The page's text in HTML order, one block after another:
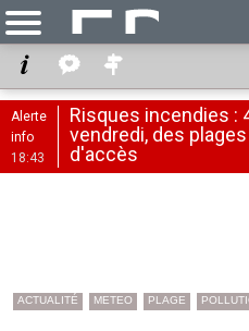
Alerte
info
18:43
Risques incendies
vendredi, des
d'accès
ACTUALITÉ METEO PLAGE